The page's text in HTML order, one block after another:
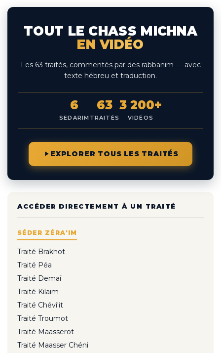
TOUT LE CHASS MICHNA
EN VIDÉO
Les 63 traités, commentés par des rabbanim — avec
texte hébreu et traduction.
6
SEDARIM
63
TRAITÉS
3 200+
VIDÉOS
EXPLORER TOUS LES TRAITÉS
ACCÉDER DIRECTEMENT À UN TRAITÉ
SÉDER ZÉRA'IM
Traité Brakhot
Traité Péa
Traité Demaï
Traité Kilaïm
Traité Chévi'it
Traité Troumot
Traité Maasserot
Traité Maasser Chéni